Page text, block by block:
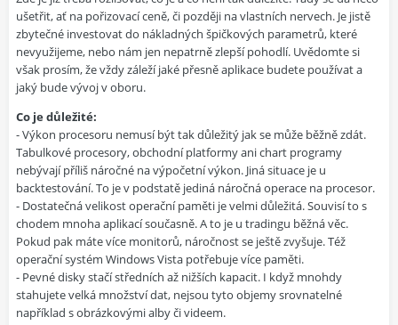
ušetřit, ať na pořizovací ceně, či později na vlastních nervech. Je jistě
zbytečné investovat do nákladných špičkových parametrů, které
nevyužijeme, nebo nám jen nepatrně zlepší pohodlí. Uvědomte si
však prosím, že vždy záleží jaké přesně aplikace budete používat a
jaký bude vývoj v oboru.
Co je důležité:
- Výkon procesoru nemusí být tak důležitý jak se může běžně zdát.
Tabulkové procesory, obchodní platformy ani chart programy
nebývají příliš náročné na výpočetní výkon. Jiná situace je u
backtestování. To je v podstatě jediná náročná operace na procesor.
- Dostatečná velikost operační paměti je velmi důležitá. Souvisí to s
chodem mnoha aplikací současně. A to je u tradingu běžná věc.
Pokud pak máte více monitorů, náročnost se ještě zvyšuje. Též
operační systém Windows Vista potřebuje více paměti.
- Pevné disky stačí středních až nižších kapacit. I když mnohdy
stahujete velká množství dat, nejsou tyto objemy srovnatelné
například s obrázkovými alby či videem.